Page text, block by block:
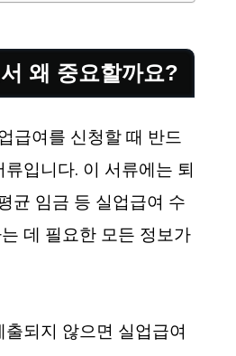
왜 중요할까요?
급여를 신청할 때 반드
입니다. 이 서류에는 퇴
균 임금 등 실업급여 수
데 필요한 모든 정보가
되지 않으면 실업급여